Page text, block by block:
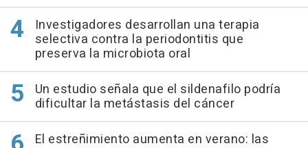
Investigadores desarrollan una terapia
selectiva contra la periodontitis que
preserva la microbiota oral
Un estudio señala que el sildenafilo podría
dificultar la metástasis del cáncer
El estreñimiento aumenta en verano: las